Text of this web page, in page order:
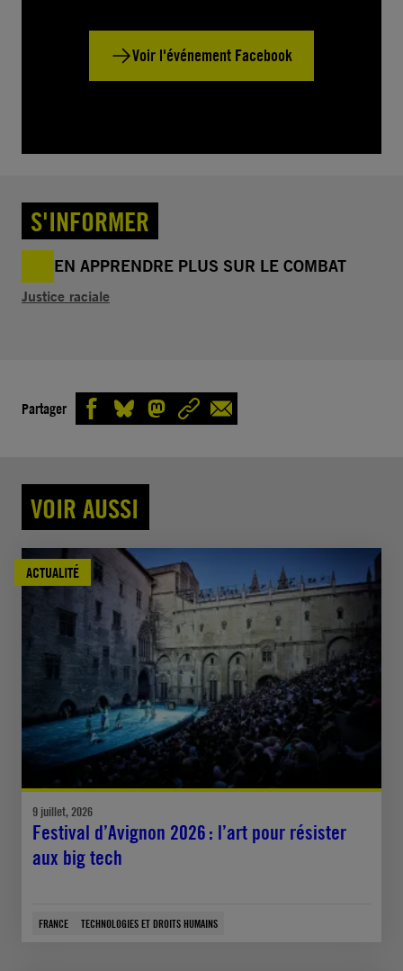
Voir l'événement Facebook
S'INFORMER
EN APPRENDRE PLUS SUR LE COMBAT
Justice raciale
Partager
VOIR AUSSI
ACTUALITÉ
9 juillet, 2026
Festival d’Avignon 2026 : l’art pour résister
aux big tech
FRANCE TECHNOLOGIES ET DROITS HUMAINS